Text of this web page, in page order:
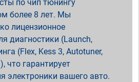
по чип тюнингу
более 8 лет. Мы
лицензионное
диагностики (Launch,
(Flex, Kess 3, Autotuner,
что гарантирует
электроники вашего авто.